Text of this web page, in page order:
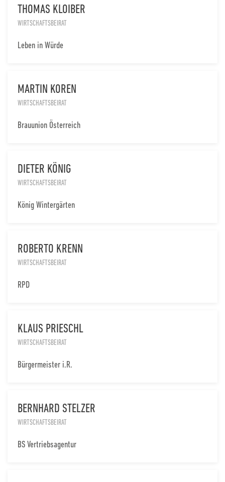
THOMAS KLOIBER
WIRTSCHAFTSBEIRAT
Leben in Würde
MARTIN KOREN
WIRTSCHAFTSBEIRAT
Brauunion Österreich
DIETER KÖNIG
WIRTSCHAFTSBEIRAT
König Wintergärten
ROBERTO KRENN
WIRTSCHAFTSBEIRAT
RPD
KLAUS PRIESCHL
WIRTSCHAFTSBEIRAT
Bürgermeister i.R.
BERNHARD STELZER
WIRTSCHAFTSBEIRAT
BS Vertriebsagentur